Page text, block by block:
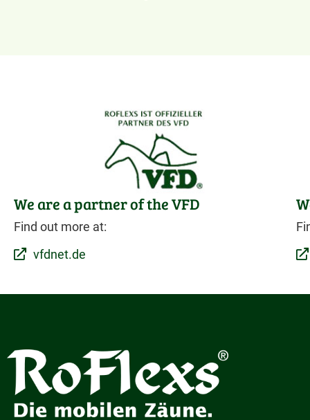
We are a partner of the VFD
Find out more at:
vfdnet.de